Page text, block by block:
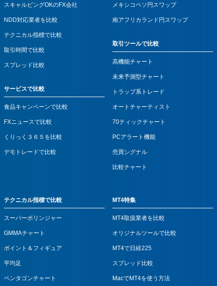
スキャルピングOKのFX会社
NDD対応業者を比較
テクニカル指標で比較
取引時間で比較
スプレッド比較
サービスで比較
食品キャンペーンで比較
FXニュースで比較
くりっく３６５を比較
デモトレードで比較
メキシコペソ円スワップ
南アフリカランド円スワップ
取引ツールで比較
高機能チャート
未来予測型チャート
トラップ系トレード
オートチャーティスト
70ティックチャート
PCアラート機能
売買シグナル
比較チャート
テクニカル指標で比較
スーパーボリンジャー
GMMAチャート
ポイント＆フィギュア
平均足
ペンタゴンチャート
MT4特集
MT4取扱業者を比較
オリジナルツールで比較
MT4で日経225
スプレッド比較
MacでMT4を使う方法